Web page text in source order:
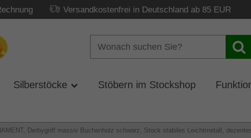
Versandkostenfrei in Deutschland ab 85 EUR
Silberstöcke Stöbern im Stockshop
Derbygriff massiv Buchenholz schwarz, Stock stabiles Leichtmetall,